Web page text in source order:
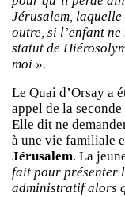
Jérusalem,
outre, si l’enfant
statut de
moi ».
Le Quai d’Orsay a
appel de la
Elle dit ne
à une vie familiale
Jérusalem. La
fait pour présenter
administratif alors